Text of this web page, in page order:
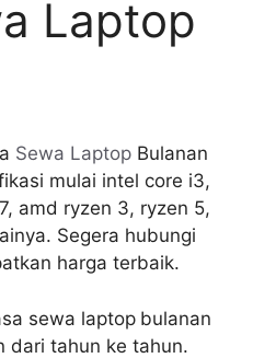
Laptop
Sewa Laptop Bulanan
mulai intel core i3,
amd ryzen 3, ryzen 5,
Segera hubungi
harga terbaik.
sewa laptop bulanan
dari tahun ke tahun.